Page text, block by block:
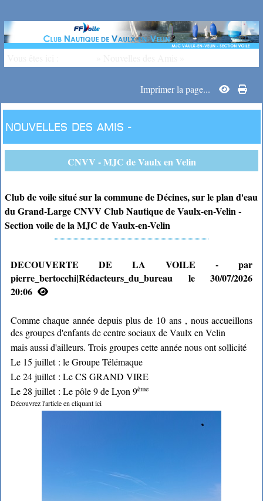
Imprimer la page...
Nouvelles des Amis -
CNVV - MJC de Vaulx en Velin
Club de voile situé sur la commune de Décines, sur le plan d'eau
du Grand-Large CNVV Club Nautique de Vaulx-en-Velin -
Section voile de la MJC de Vaulx-en-Velin
DECOUVERTE DE LA VOILE - par
pierre_bertocchi|Rédacteurs_du_bureau le 30/07/2026
20:06
Comme chaque année depuis plus de 10 ans , nous accueillons
des groupes d'enfants de centre sociaux de Vaulx en Velin
mais aussi d'ailleurs. Trois groupes cette année nous ont sollicité
Le 15 juillet : le Groupe Télémaque
Le 24 juillet : Le CS GRAND VIRE
Le 28 juillet : Le pôle 9 de Lyon 9ème
Découvrez l'article en cliquant ici